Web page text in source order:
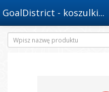
GoalDistrict - koszulki...